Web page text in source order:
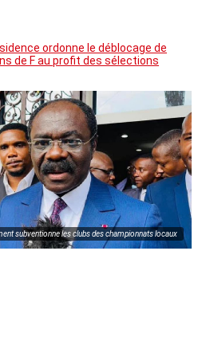
ordonne le déblocage de
de F au profit des sélections
subventionne les clubs des championnats locaux